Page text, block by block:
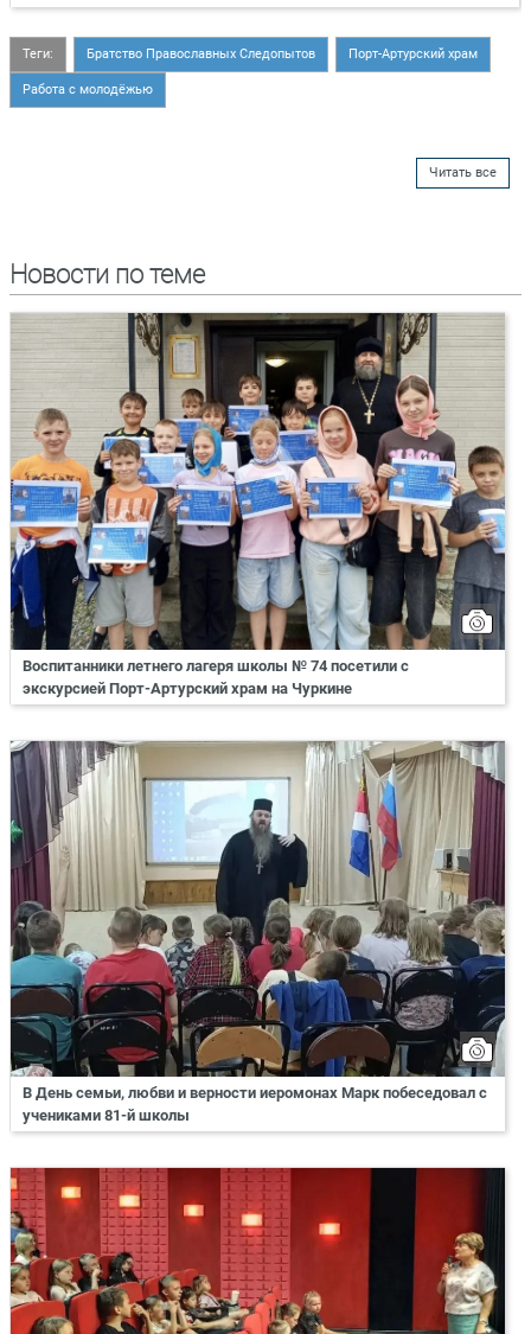
Теги: Братство Православных Следопытов Порт-Артурский храм
Работа с молодёжью
Читать все
Новости по теме
Воспитанники летнего лагеря школы № 74 посетили с
экскурсией Порт-Артурский храм на Чуркине
В День семьи, любви и верности иеромонах Марк побеседовал с
учениками 81-й школы